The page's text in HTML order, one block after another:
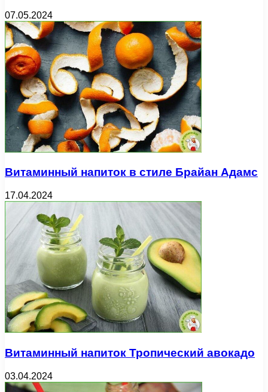
07.05.2024
Витаминный напиток в стиле Брайан Адамс
17.04.2024
Витаминный напиток Тропический авокадо
03.04.2024